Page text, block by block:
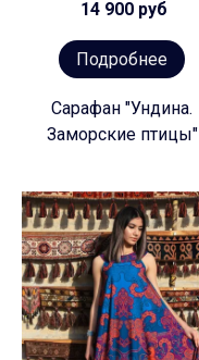
14 900 руб
Подробнее
Сарафан "Ундина.
Заморские птицы"